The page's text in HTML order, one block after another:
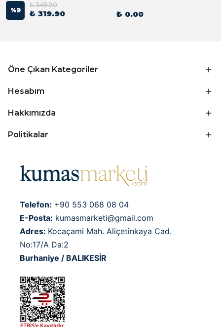
%9
₺ 349.90
₺ 319.90 ₺ 0.00
Öne Çıkan Kategoriler
Hesabım
Hakkımızda
Politikalar
Telefon: +90 553 068 08 04
E-Posta: kumasmarketi@gmail.com
Adres: Kocaçami Mah. Aliçetinkaya Cad.
No:17/A Da:2
Burhaniye / BALIKESİR